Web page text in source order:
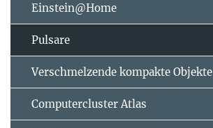
Einstein@Home
Pulsare
Verschmelzende kompakte Objekte
Computercluster Atlas